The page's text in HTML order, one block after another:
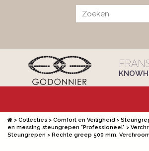
> Collecties > Comfort en Veiligheid >
en messing steungrepen "Professioneel" >
Steungrepen > Rechte greep 500 mm,